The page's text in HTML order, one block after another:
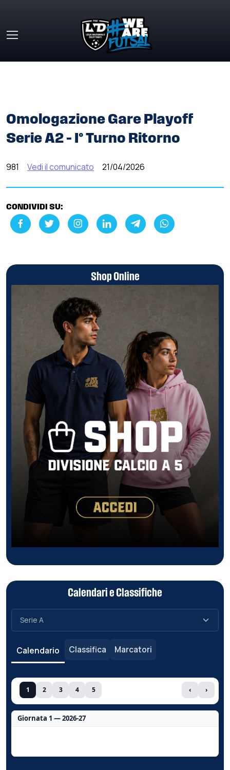
Omologazione Gare Playoff
Serie A2 – I° Turno Ritorno
981 Vedi il comunicato 21/04/2026
CONDIVIDI SU:
Shop Online
Calendari e Classifiche
Calendario Classifica Marcatori
1 2 3 4 5 ‹ ›
Giornata 1 — 2026-27